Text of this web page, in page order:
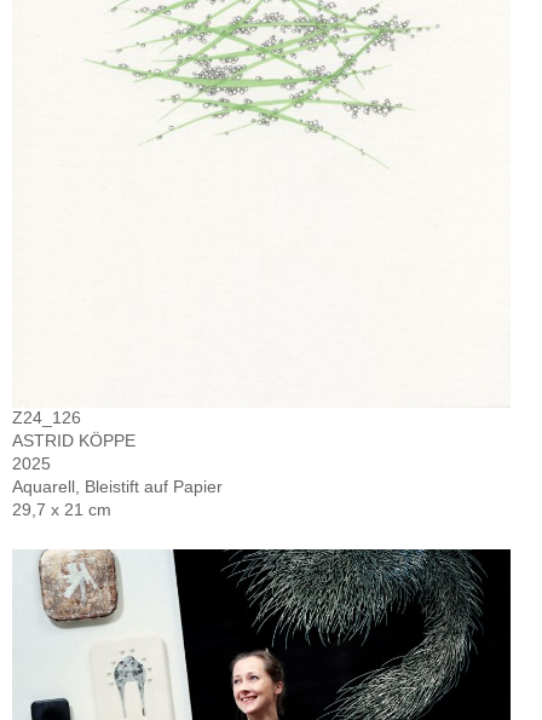
Z24_126
ASTRID KÖPPE
2025
Aquarell, Bleistift auf Papier
29,7 x 21 cm